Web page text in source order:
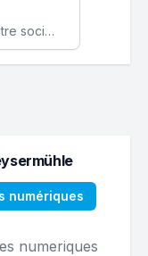
Améliorez l'efficacité de votre société avec une application web personnalisée accessible partout et tout le temps.
numériques
numeriques